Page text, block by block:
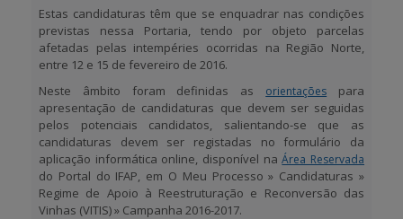
Entrar / Registar
Estas candidaturas têm que se enquadrar nas condições
previstas nessa Portaria, tendo por objeto parcelas
afetadas pelas intempéries ocorridas na Região Norte,
entre 12 e 15 de fevereiro de 2016.
Neste âmbito foram definidas as orientações para
apresentação de candidaturas que devem ser seguidas
pelos potenciais candidatos, salientando-se que as
candidaturas devem ser registadas no formulário da
aplicação informática online, disponível naÁrea Reservada
do Portal do IFAP, em O Meu Processo » Candidaturas »
Regime de Apoio à Reestruturação e Reconversão das
Vinhas (VITIS) » Campanha 2016-2017.